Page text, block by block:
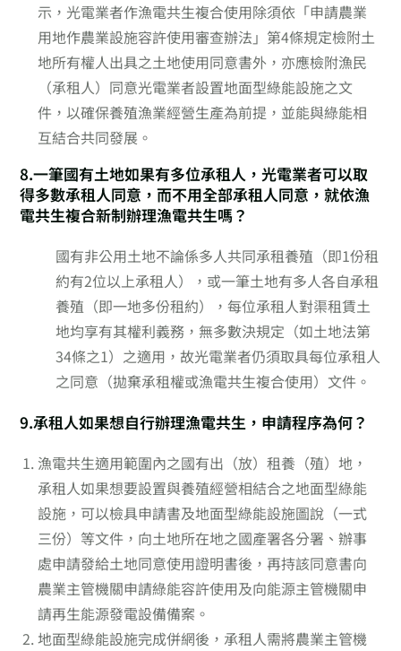
示，光電業者作漁電共生複合使用除須依「申請農業
用地作農業設施容許使用審查辦法」第4條規定檢附土
地所有權人出具之土地使用同意書外，亦應檢附漁民
（承租人）同意光電業者設置地面型綠能設施之文
件，以確保養殖漁業經營生產為前提，並能與綠能相
互結合共同發展。
8.一筆國有土地如果有多位承租人，光電業者可以取
得多數承租人同意，而不用全部承租人同意，就依漁
電共生複合新制辦理漁電共生嗎？
國有非公用土地不論係多人共同承租養殖（即1份租
約有2位以上承租人），或一筆土地有多人各自承租
養殖（即一地多份租約），每位承租人對渠租賃土
地均享有其權利義務，無多數決規定（如土地法第
34條之1）之適用，故光電業者仍須取具每位承租人
之同意（拋棄承租權或漁電共生複合使用）文件。
9.承租人如果想自行辦理漁電共生，申請程序為何？
漁電共生適用範圍內之國有出（放）租養（殖）地，
承租人如果想要設置與養殖經營相結合之地面型綠能
設施，可以檢具申請書及地面型綠能設施圖說（一式
三份）等文件，向土地所在地之國產署各分署、辦事
處申請發給土地同意使用證明書後，再持該同意書向
農業主管機關申請綠能容許使用及向能源主管機關申
請再生能源發電設備備案。
地面型綠能設施完成併網後，承租人需將農業主管機